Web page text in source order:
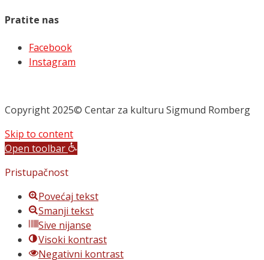
Pratite nas
Facebook
Instagram
Copyright 2025© Centar za kulturu Sigmund Romberg
Skip to content
Open toolbar
Pristupačnost
Povećaj tekst
Smanji tekst
Sive nijanse
Visoki kontrast
Negativni kontrast